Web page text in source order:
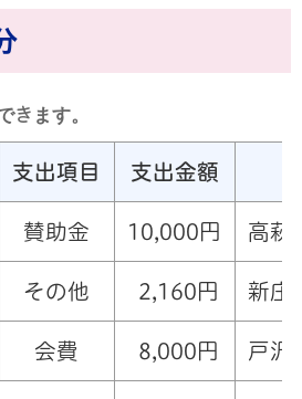
きます。
支出項目 支出金額
賛助金 10,000円 高萩
その他 2,160円 新庄
会費 8,000円 戸沢